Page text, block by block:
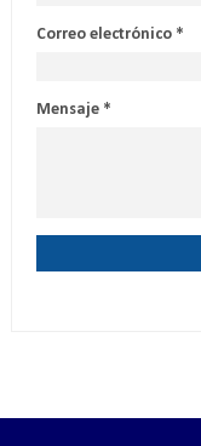
Correo electrónico *
Mensaje *